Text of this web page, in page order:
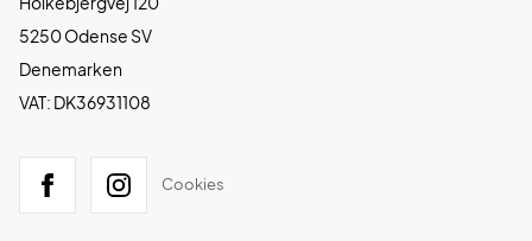
5250 Odense SV
Denemarken
VAT: DK36931108
Cookies